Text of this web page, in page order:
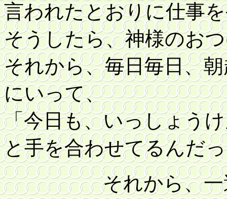
言われたとおりに仕事を
そうしたら、神様のお
それから、毎日毎日、
にいって、
「今日も、いっしょう
と手を合わせてるんだ
それから、一週